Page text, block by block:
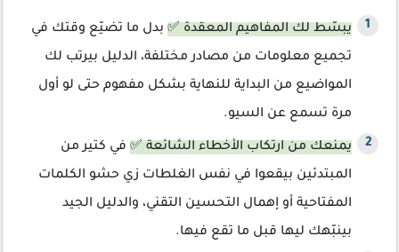
يبسّط لك المفاهيم المعقدة ✅ بدل ما تضيّع وقتك في
تجميع معلومات من مصادر مختلفة، الدليل بيرتب لك
المواضيع من البداية للنهاية بشكل مفهوم حتى لو أول
مرة تسمع عن السيو.
يمنعك من ارتكاب الأخطاء الشائعة ✅ في كتير من
المبتدئين بيقعوا في نفس الغلطات زي حشو الكلمات
المفتاحية أو إهمال التحسين التقني، والدليل الجيد
بينبّهك ليها قبل ما تقع فيها.